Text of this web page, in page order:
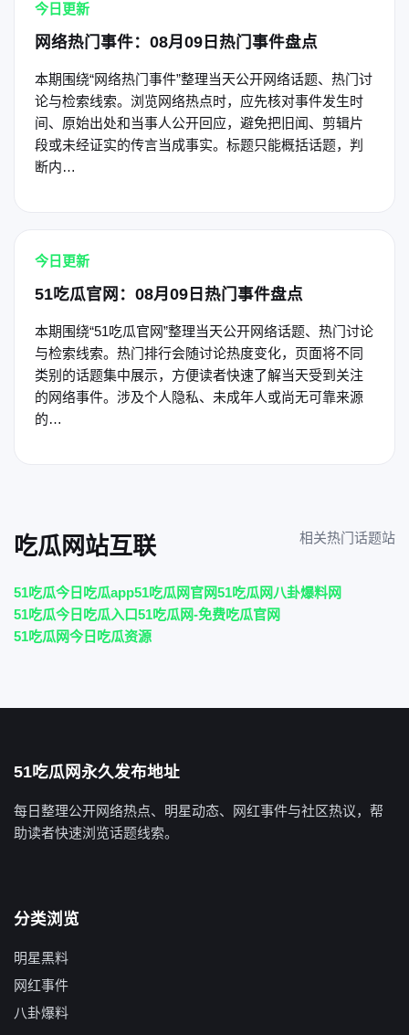
今日更新
网络热门事件：08月09日热门事件盘点
本期围绕“网络热门事件”整理当天公开网络话题、热门讨
论与检索线索。浏览网络热点时，应先核对事件发生时
间、原始出处和当事人公开回应，避免把旧闻、剪辑片
段或未经证实的传言当成事实。标题只能概括话题，判
断内…
今日更新
51吃瓜官网：08月09日热门事件盘点
本期围绕“51吃瓜官网”整理当天公开网络话题、热门讨论
与检索线索。热门排行会随讨论热度变化，页面将不同
类别的话题集中展示，方便读者快速了解当天受到关注
的网络事件。涉及个人隐私、未成年人或尚无可靠来源
的…
吃瓜网站互联 相关热门话题站
51吃瓜今日吃瓜app51吃瓜网官网51吃瓜网八卦爆料网
51吃瓜今日吃瓜入口51吃瓜网-免费吃瓜官网
51吃瓜网今日吃瓜资源
51吃瓜网永久发布地址
每日整理公开网络热点、明星动态、网红事件与社区热议，帮
助读者快速浏览话题线索。
分类浏览
明星黑料
网红事件
八卦爆料